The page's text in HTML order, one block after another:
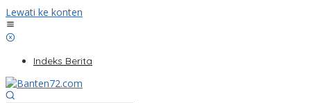
Lewati ke konten
Indeks Berita